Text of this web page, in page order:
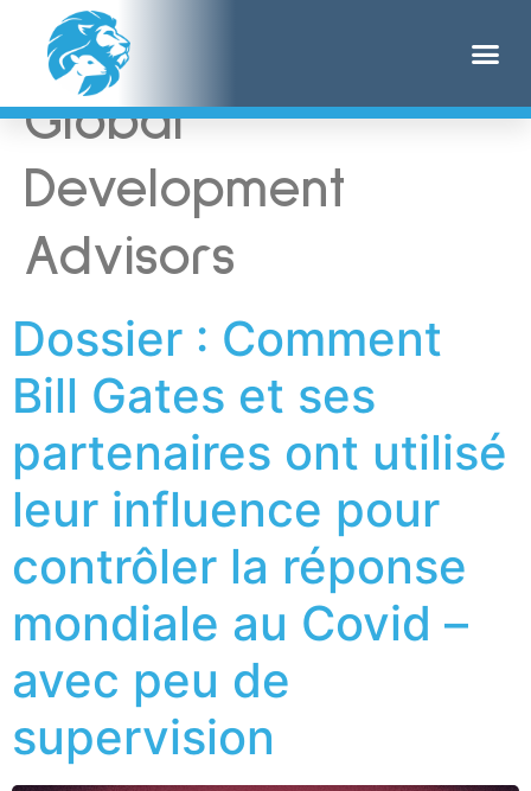
Étiquette :
Dalberg
Global
Development
Advisors
Dossier : Comment
Bill Gates et ses
partenaires ont utilisé
leur influence pour
contrôler la réponse
mondiale au Covid –
avec peu de
supervision